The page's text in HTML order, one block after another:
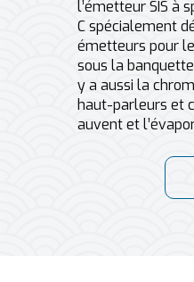
l’émetteur SIS à
C spécialement
émetteurs pour
sous la
y a aussi la
haut-parleurs et
auvent et